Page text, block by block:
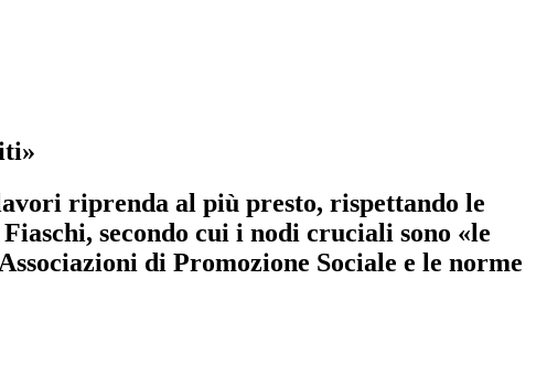
riprenda al più presto, rispettando le
secondo cui i nodi cruciali sono «le
di Promozione Sociale e le norme